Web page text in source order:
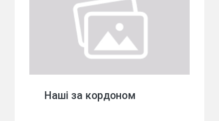
Наші за кордоном